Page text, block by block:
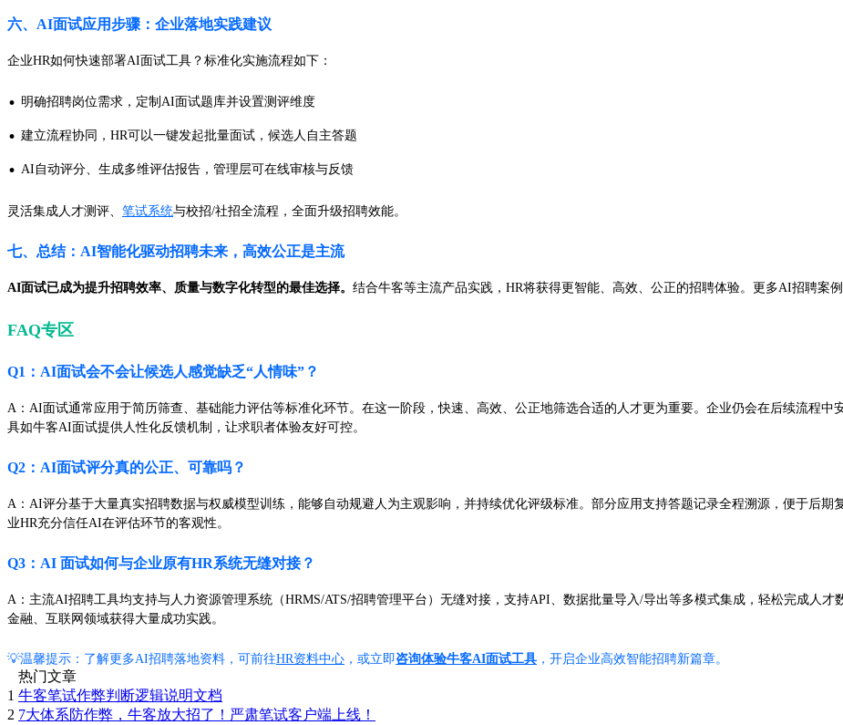
六、AI面试应用步骤：企业落地实践建议
企业HR如何快速部署AI面试工具？标准化实施流程如下：
· 明确招聘岗位需求，定制AI面试题库并设置测评维度
· 建立流程协同，HR可以一键发起批量面试，候选人自主答题
· AI自动评分、生成多维评估报告，管理层可在线审核与反馈
灵活集成人才测评、 笔试系统与校招/社招全流程，全面升级招聘效能。
七、总结：AI智能化驱动招聘未来，高效公正是主流
AI面试已成为提升招聘效率、质量与数字化转型的最佳选择。 结合牛客等主流产品实践，HR将获得更智能、高效、公正的招聘体验。更多AI招聘案
FAQ专区
Q1：AI面试会不会让候选人感觉缺乏“人情味”？
A：AI面试通常应用于简历筛查、基础能力评估等标准化环节。在这一阶段，快速、高效、公正地筛选合适的人才更为重要。企业仍会在后续流程
具如牛客AI面试提供人性化反馈机制，让求职者体验友好可控。
Q2：AI面试评分真的公正、可靠吗？
A：AI评分基于大量真实招聘数据与权威模型训练，能够自动规避人为主观影响，并持续优化评级标准。部分应用支持答题记录全程溯源，便于后期
业HR充分信任AI在评估环节的客观性。
Q3：AI 面试如何与企业原有HR系统无缝对接？
A：主流AI招聘工具均支持与人力资源管理系统（HRMS/ATS/招聘管理平台）无缝对接，支持API、数据批量导入/导出等多模式集成，轻松完成人才
金融、互联网领域获得大量成功实践。
💡温馨提示：了解更多AI招聘落地资料，可前往HR资料中心 ，或立即咨询体验牛客AI面试工具 ，开启企业高效智能招聘新篇章。
热门文章
1 牛客笔试作弊判断逻辑说明文档
2 7大体系防作弊，牛客放大招了！严肃笔试客户端上线！